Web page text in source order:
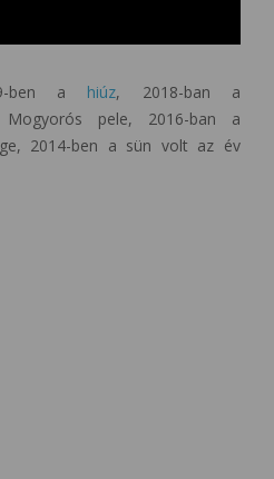
ben a hiúz, 2018-ban a
pele, 2016-ban a
2014-ben a sün volt az év